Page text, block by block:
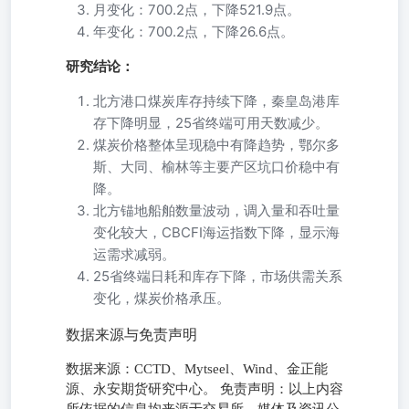
月变化：700.2点，下降521.9点。
年变化：700.2点，下降26.6点。
研究结论：
北方港口煤炭库存持续下降，秦皇岛港库
存下降明显，25省终端可用天数减少。
煤炭价格整体呈现稳中有降趋势，鄂尔多
斯、大同、榆林等主要产区坑口价稳中有
降。
北方锚地船舶数量波动，调入量和吞吐量
变化较大，CBCFI海运指数下降，显示海
运需求减弱。
25省终端日耗和库存下降，市场供需关系
变化，煤炭价格承压。
数据来源与免责声明
数据来源：CCTD、Mytseel、Wind、金正能
源、永安期货研究中心。 免责声明：以上内容